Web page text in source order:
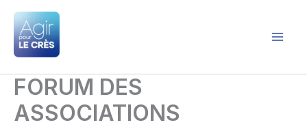
Aller
contenu
FORUM DES
ASSOCIATIONS